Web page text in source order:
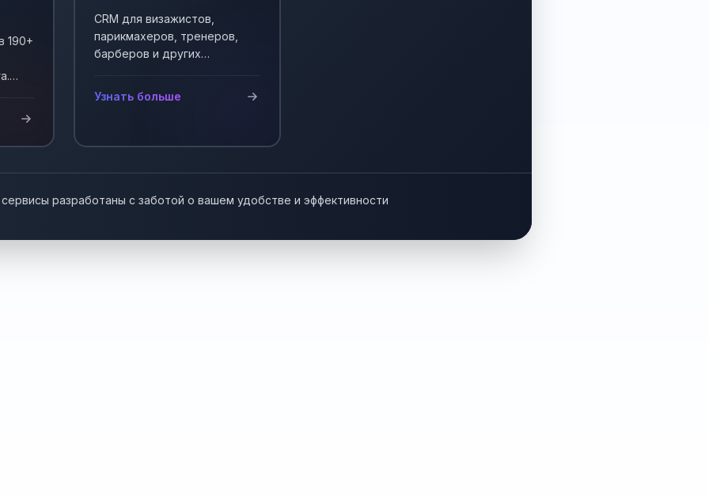
190+
CRM для визажистов,
парикмахеров, тренеров,
барберов и других
Узнать больше
сервисы разработаны с заботой о вашем удобстве и эффективности